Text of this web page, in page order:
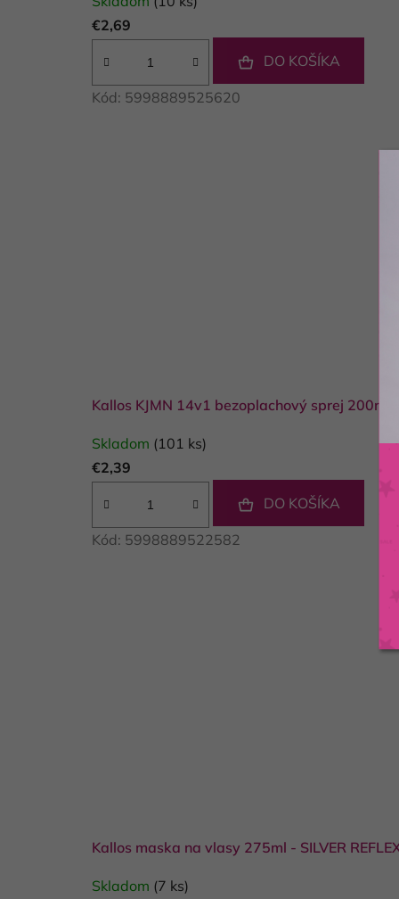
€2,69
DO KOŠÍKA
Kód: 5998889525620
Kallos KJMN 14v1 bezoplachový sprej 200ml -
Skladom (101 ks)
€2,39
DO KOŠÍKA
Kód: 5998889522582
Kallos maska na vlasy 275ml - SILVER
Skladom (7 ks)